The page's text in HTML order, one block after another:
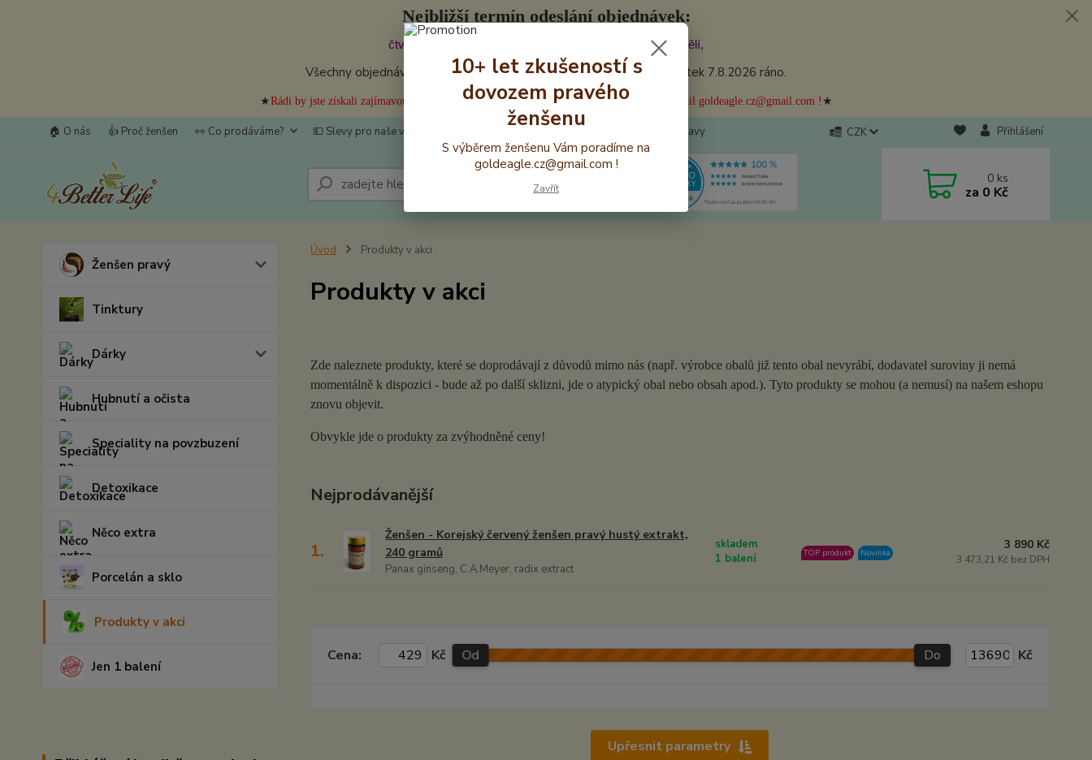
Nejbližší termín odeslání objednávek:
čtvrtek 6.8.2026 5:30. Doručení očekávejte: pátek - pondělí,
Všechny objednávky byly dnes (čtvrtek) odeslány! Další odesílání: pátek 7.8.2026 ráno.
★Rádi by jste získali zajímavou slevu za video hodnocení našeho produktu? Pište na náš email goldeagle.cz@gmail.com ! ★
🏠 O nás 👍 Proč ženšen 👀 Co prodáváme? 💵 Slevy pro naše věrné 💰Výhodné ceny dopravy CZK Přihlášení
Hledat 0 ks
za 0 Kč
Ženšen pravý
Tinktury
Dárky
Hubnutí a očista
Speciality na povzbuzení
Detoxikace
Něco extra
Porcelán a sklo
Produkty v akci
Jen 1 balení
Úvod Produkty v akci
Produkty v akci
Zde naleznete produkty, které se doprodávají z důvodů mimo nás (např. výrobce obalů již tento obal nevyrábí, dodavatel suroviny ji nemá
momentálně k dispozici - bude až po další sklizni, jde o atypický obal nebo obsah apod.). Tyto produkty se mohou (a nemusí) na našem eshopu
znovu objevit.
Obvykle jde o produkty za zvýhodněné ceny!
Nejprodávanější
1.
Ženšen - Korejský červený ženšen pravý hustý extrakt,
240 gramů
Panax ginseng, C.A.Meyer, radix extract
skladem
1 balení
TOP produkt Novinka
3 890 Kč
3 473,21 Kč bez DPH
Upřesnit parametry
Cena: Kč Od Do Kč
10+ let zkušeností s
dovozem pravého
ženšenu
S výběrem ženšenu Vám poradíme na
goldeagle.cz@gmail.com !
Zavřít